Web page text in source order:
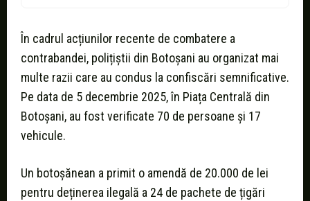
În cadrul acțiunilor recente de combatere a
contrabandei, polițiștii din Botoșani au organizat mai
multe razii care au condus la confiscări semnificative.
Pe data de 5 decembrie 2025, în Piața Centrală din
Botoșani, au fost verificate 70 de persoane și 17
vehicule.
Un botoșănean a primit o amendă de 20.000 de lei
pentru deținerea ilegală a 24 de pachete de țigări